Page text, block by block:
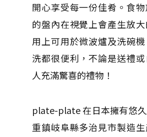
開心享受每一份佳肴。食
的盤內在視覺上會產生放
用上可用於微波爐及洗碗
洗都很便利，不論是送禮
人充滿驚喜的禮物！
plate-plate 在日本擁有悠
重鎮岐阜縣多治見市製造